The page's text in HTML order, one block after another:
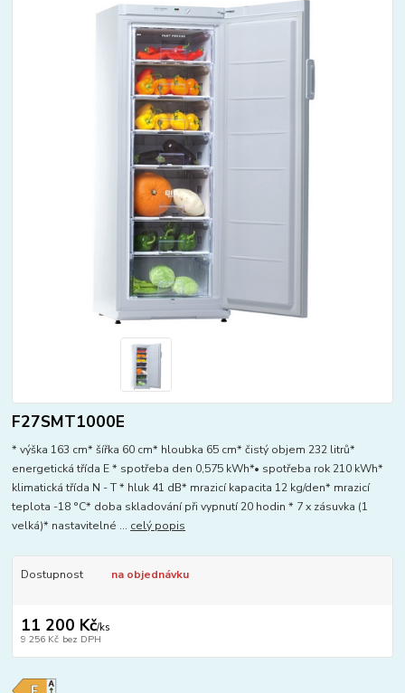
F27SMT1000E
* výška 163 cm* šířka 60 cm* hloubka 65 cm* čistý objem 232 litrů*
energetická třída E * spotřeba den 0,575 kWh*• spotřeba rok 210 kWh*
klimatická třída N - T * hluk 41 dB* mrazicí kapacita 12 kg/den* mrazicí
teplota -18 °C* doba skladování při vypnutí 20 hodin * 7 x zásuvka (1
velká)* nastavitelné ... celý popis
Dostupnost na objednávku
11 200 Kč/ks
9 256 Kč bez DPH